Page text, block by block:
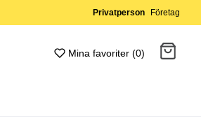
Privatperson Företag
Mina favoriter (0)